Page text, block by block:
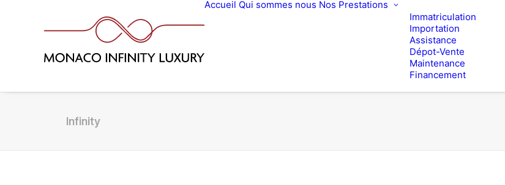
Accueil Qui sommes nous Nos Prestations
Immatriculation
Importation
Assistance
Dépot-Vente
Maintenance
Financement
Infinity